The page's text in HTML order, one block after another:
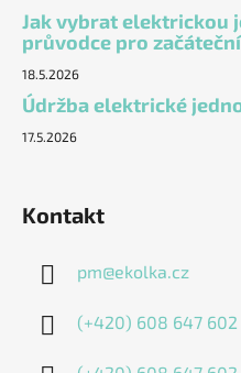
Jak vybrat elektrickou
průvodce pro
18.5.2026
Údržba elektrické
17.5.2026
Kontakt
pm@ekolka.cz
(+420) 608 647 602